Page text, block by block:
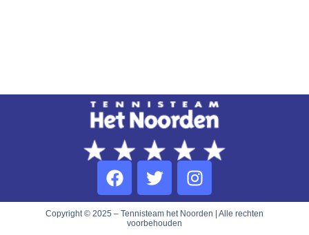
Copyright © 2025 – Tennisteam het Noorden | Alle rechten
voorbehouden